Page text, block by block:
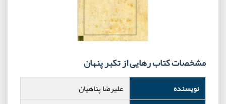
مشخصات کتاب رهایی از تکبر پنهان
نویسنده
علیرضا پناهیان